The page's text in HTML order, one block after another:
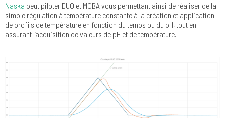
Naska peut piloter DUO et MOBA vous permettant ainsi de réaliser de la
simple régulation à température constante à la création et application
de profils de température en fonction du temps ou du pH, tout en
assurant l’acquisition de valeurs de pH et de température.